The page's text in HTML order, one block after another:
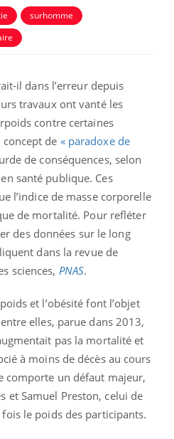
surhomme
il dans l’erreur depuis
travaux ont vanté les
contre certaines
de « paradoxe de
de conséquences, selon
santé publique. Ces
l’indice de masse corporelle
de mortalité. Pour refléter
des données sur le long
dans la revue de
sciences, PNAS.
et l’obésité font l’objet
elles, parue dans 2013,
pas la mortalité et
à moins de décès au cours
comporte un défaut majeur,
et Samuel Preston, celui de
le poids des participants.